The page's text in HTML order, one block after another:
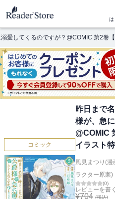
は
愛してくるのですが？@COMIC 第2巻
コミック
昨日まで
様が、急
@COMIC
イラスト特
風見まつり(漫
ラクター原案)
(0)
レビューを書く
¥704 (税込)